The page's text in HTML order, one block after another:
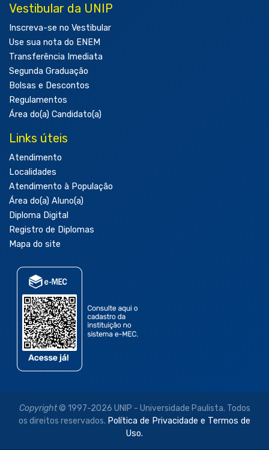
Vestibular da UNIP
Inscreva-se no Vestibular
Use sua nota do ENEM
Transferência Imediata
Segunda Graduação
Bolsas e Descontos
Regulamentos
Área do(a) Candidato(a)
Links úteis
Atendimento
Localidades
Atendimento à População
Área do(a) Aluno(a)
Diploma Digital
Registro de Diplomas
Mapa do site
Copyright© 1997-2026 UNIP - Universidade Paulista. Todos
os direitos reservados. Política de Privacidade e Termos de
Uso.